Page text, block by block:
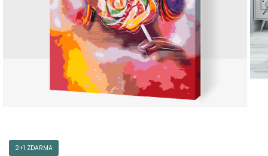
2+1 ZDARMA